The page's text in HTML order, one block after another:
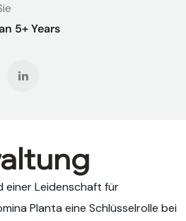
5+ Years
einer Leidenschaft für
Planta eine Schlüsselrolle bei